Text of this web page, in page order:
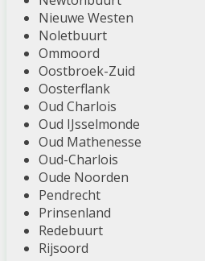
Nieuwe Westen
Noletbuurt
Ommoord
Oostbroek-Zuid
Oosterflank
Oud Charlois
Oud IJsselmonde
Oud Mathenesse
Oud-Charlois
Oude Noorden
Pendrecht
Prinsenland
Redebuurt
Rijsoord